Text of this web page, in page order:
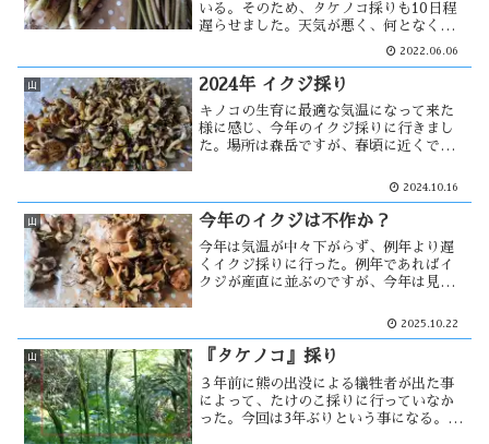
いる。そのため、タケノコ採りも10日程
遅らせました。天気が悪く、何となく気
が乗らず出発も遅れた。しかし現地では
雨も上がり、タケノコもそれなりに見え
る。今回はある程度の収穫量を確保出来
る！ と思った時・・・
2022.06.06
山 2024年 イクジ採り
キノコの生育に最適な気温になって来た
様に感じ、今年のイクジ採りに行きまし
た。場所は森岳ですが、春頃に近くで熊
り、何か採取された後を追う形になって
2024.10.16
山 今年のイクジは不作か？
今年は気温が中々下がらず、例年より遅
くイクジ採りに行った。例年であればイ
クジが産直に並ぶのですが、今年は見え
つもの場所へイクジ採りに向かう。しか
が・・・
2025.10.22
山 『タケノコ』採り
３年前に熊の出没による犠牲者が出た事
によって、たけのこ採りに行っていなか
った。今回は3年ぶりという事になる。ま